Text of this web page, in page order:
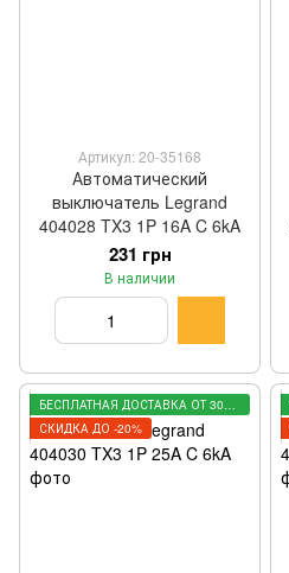
Артикул: 20-35168
Автоматический
выключатель Legrand
404028 TX3 1P 16A C 6kA
231 грн
В наличии
БЕСПЛАТНАЯ ДОСТАВКА ОТ 3000 ГРН
СКИДКА ДО -20%